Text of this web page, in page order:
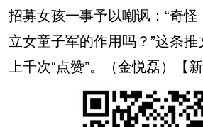
招募女孩一事予以嘲讽：“奇
立女童子军的作用吗？”这条
上千次“点赞”。（金悦磊）【